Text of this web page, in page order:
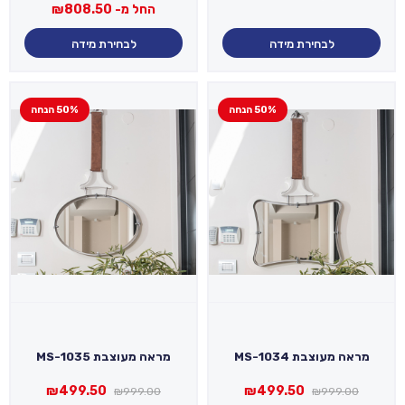
היה:
₪1,995.00.
הוא:
₪598.50.
לבחירת מידה
החל מ- ₪808.50
לבחירת מידה
50% הנחה
מראה מעוצבת MS-1034
₪999.00
המחיר
₪499.50
המחיר
50% הנחה
מראה מעוצבת MS-1035
₪999.00
המחיר
₪499.50
המחיר